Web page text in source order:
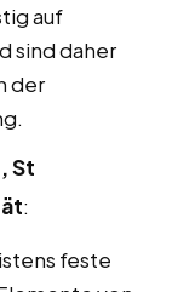
auf
sind daher
der
St
:
feste